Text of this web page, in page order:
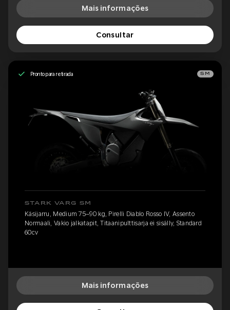
Mais informações
Consultar
Pronto para retirada SM
STARK VARG SM
Käsijarru, Medium 75–90 kg, Pirelli Diablo Rosso IV, Assento
Normaali, Vakio jalkatapit, Titaanipulttisarja ei sisälly, Standard
60cv
Mais informações